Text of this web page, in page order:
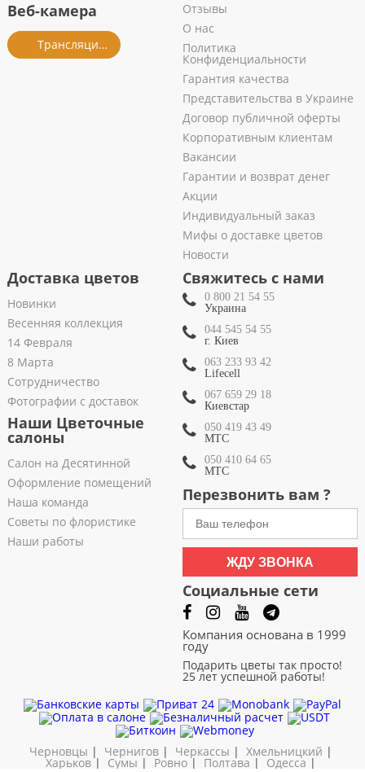
Веб-камера
Трансляция из салона
Отзывы
О нас
Политика
Конфиденциальности
Гарантия качества
Представительства в Украине
Договор публичной оферты
Корпоративным клиентам
Вакансии
Гарантии и возврат денег
Акции
Индивидуальный заказ
Мифы о доставке цветов
Новости
Доставка цветов
Новинки
Весенняя коллекция
14 Февраля
8 Марта
Сотрудничество
Фотографии с доставок
Наши Цветочные
салоны
Салон на Десятинной
Оформление помещений
Наша команда
Советы по флористике
Наши работы
Свяжитесь с нами
0 800 21 54 55
Украина
044 545 54 55
г. Киев
063 233 93 42
Lifecell
067 659 29 18
Киевстар
050 419 43 49
МТС
050 410 64 65
МТС
Перезвонить вам ?
ЖДУ ЗВОНКА
Социальные сети
Компания основана в 1999
году
Подарить цветы так просто!
25 лет успешной работы!
Черновцы | Чернигов | Черкассы | Хмельницкий |
Харьков| Сумы | Ровно | Полтава | Одесса |